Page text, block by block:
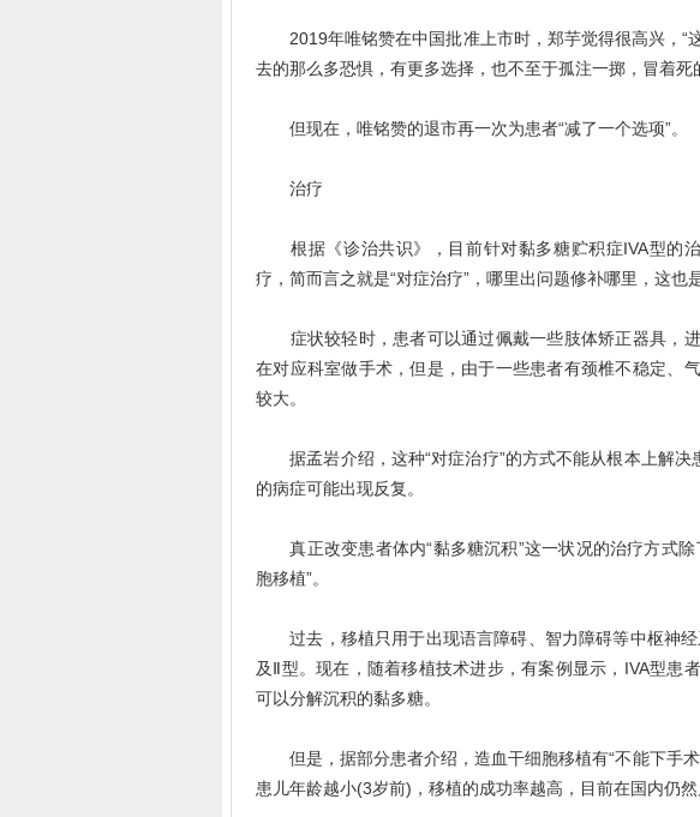
2019年唯铭赞在中国批准上市时，郑芋觉得很高兴，“
去的那么多恐惧，有更多选择，也不至于孤注一掷，冒着死
但现在，唯铭赞的退市再一次为患者“减了一个选项”。
治疗
根据《诊治共识》，目前针对黏多糖贮积症IVA型的
疗，简而言之就是“对症治疗”，哪里出问题修补哪里，这也
症状较轻时，患者可以通过佩戴一些肢体矫正器具，
在对应科室做手术，但是，由于一些患者有颈椎不稳定、
较大。
据孟岩介绍，这种“对症治疗”的方式不能从根本上解决
的病症可能出现反复。
真正改变患者体内“黏多糖沉积”这一状况的治疗方式除
胞移植”。
过去，移植只用于出现语言障碍、智力障碍等中枢神经
及Ⅱ型。现在，随着移植技术进步，有案例显示，IVA型患
可以分解沉积的黏多糖。
但是，据部分患者介绍，造血干细胞移植有“不能下手术
患儿年龄越小(3岁前)，移植的成功率越高，目前在国内仍然